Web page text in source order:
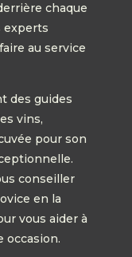
chaque
experts
au service
des guides
vins,
pour son
conseiller
en la
vous aider à
occasion.